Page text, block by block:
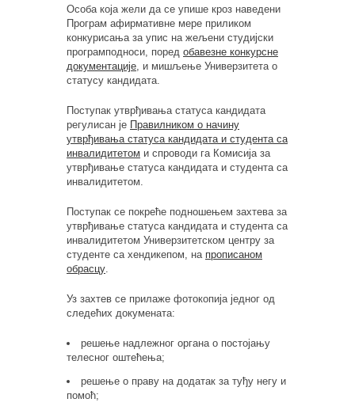
Особа која жели да се упише кроз наведени
Програм афирмативне мере приликом
конкурисања за упис на жељени студијски
програмподноси, поред обавезне конкурсне
документације , и мишљење Универзитета о
статусу кандидата.
Поступак утврђивања статуса кандидата
регулисан је Правилником о начину
утврђивања статуса кандидата и студента са
инвалидитетом и спроводи га Комисија за
утврђивање статуса кандидата и студента са
инвалидитетом.
Поступак се покреће подношењем захтева за
утврђивање статуса кандидата и студента са
инвалидитетом Универзитетскoм центру за
студенте са хендикепом, на прописаном
обрасцу
Уз захтев се прилаже фотокопија једног од
следећих докумената:
решење надлежног органа о постојању
телесног оштећења;
решење о праву на додатак за туђу негу и
помоћ;